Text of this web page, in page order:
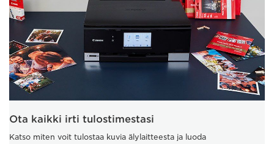
Ota kaikki irti tulostimestasi
Katso miten voit tulostaa kuvia älylaitteesta ja luoda